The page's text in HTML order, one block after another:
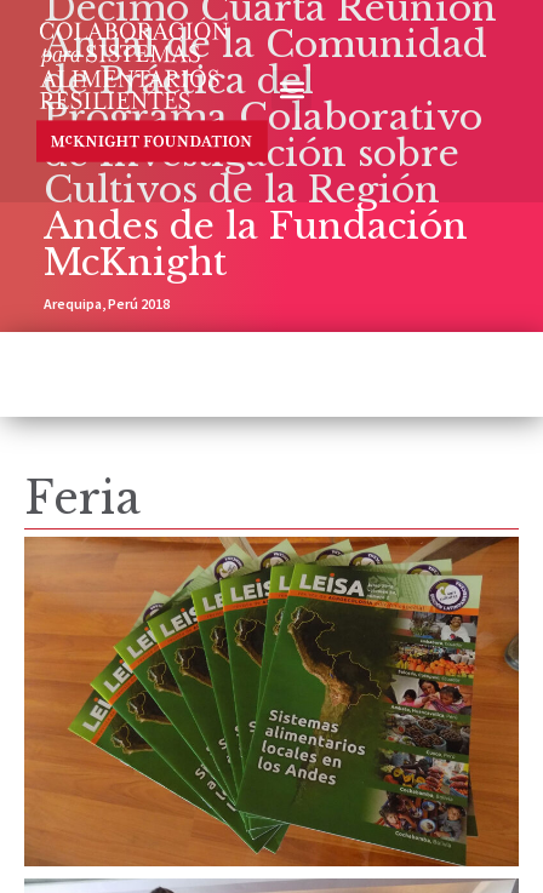
Anual de la Comunidad
de Práctica del
Programa Colaborativo
de Investigación sobre
Cultivos de la Región
Andes de la Fundación
McKnight
Arequipa, Perú 2018
Feria